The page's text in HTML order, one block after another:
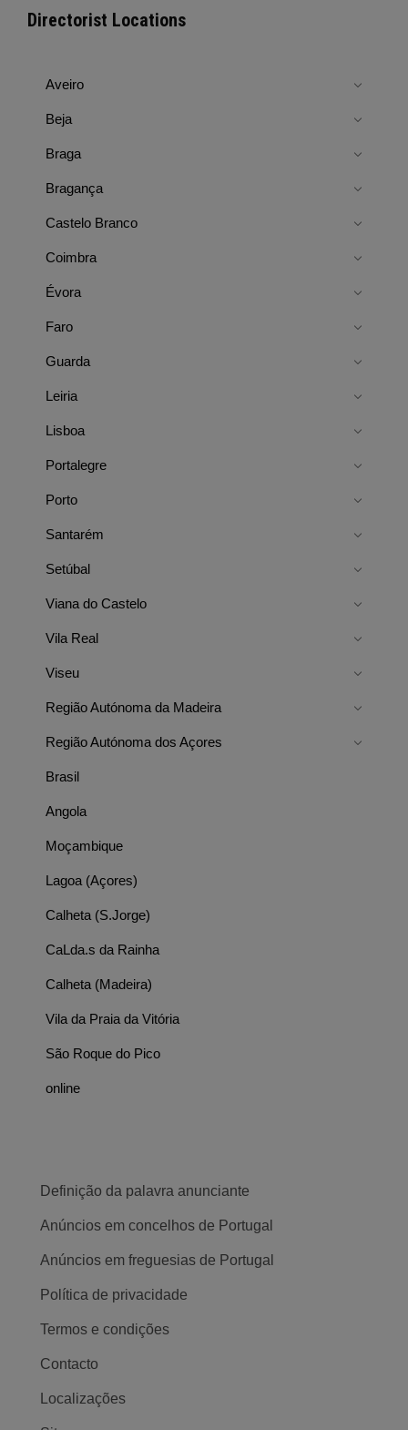
Directorist Locations
Aveiro
Beja
Braga
Bragança
Castelo Branco
Coimbra
Évora
Faro
Guarda
Leiria
Lisboa
Portalegre
Porto
Santarém
Setúbal
Viana do Castelo
Vila Real
Viseu
Região Autónoma da Madeira
Região Autónoma dos Açores
Brasil
Angola
Moçambique
Lagoa (Açores)
Calheta (S.Jorge)
CaLda.s da Rainha
Calheta (Madeira)
Vila da Praia da Vitória
São Roque do Pico
online
Definição da palavra anunciante
Anúncios em concelhos de Portugal
Anúncios em freguesias de Portugal
Política de privacidade
Termos e condições
Contacto
Localizações